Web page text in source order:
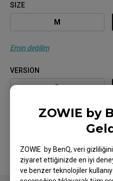
ZOWIE by
ZOWIE by BenQ, veri
ziyaret ettiğinizde en iyi
ve benzer teknolojiler
SIZE
M
Emin değilim
VERSION
B
COATING / COLOR